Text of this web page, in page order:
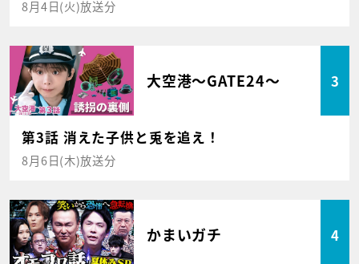
8月4日(火)放送分
大空港～GATE24～ 3
第3話 消えた子供と兎を追え！
8月6日(木)放送分
かまいガチ 4